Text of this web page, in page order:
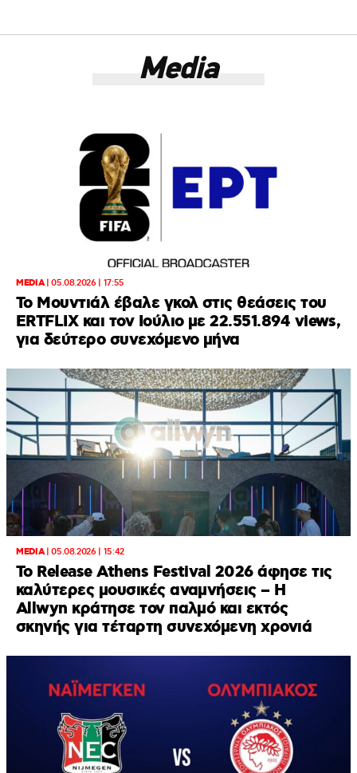
Media
MEDIA|05.08.2026 | 17:55
Το Μουντιάλ έβαλε γκολ στις θεάσεις του
ERTFLIX και τον Ιούλιο με 22.551.894 views,
για δεύτερο συνεχόμενο μήνα
MEDIA|05.08.2026 | 15:42
Το Release Athens Festival 2026 άφησε τις
καλύτερες μουσικές αναμνήσεις – Η
Allwyn κράτησε τον παλμό και εκτός
σκηνής για τέταρτη συνεχόμενη χρονιά